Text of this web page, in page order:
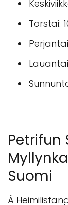
Torstai:
Petrifun
Suomi
Á